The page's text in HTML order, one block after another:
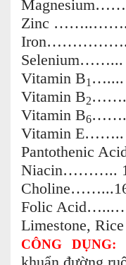
Zinc ……..……..
Iron……………..
Selenium……...
Vitamin B1…....
Vitamin B2
Vitamin B6……..
Vitamin E……..
Pantothenic
Niacin………..
Folic
Limestone,
CÔNG DỤNG: